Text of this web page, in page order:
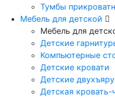
Тумбы
Мебель для детской
Мебель для
Детские
Компьютерные
Детские кровати
Детские
Детская кровать-